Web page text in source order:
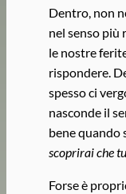
Dentro, non
nel senso
le nostre
rispondere.
spesso ci
nasconde il
bene quando
scoprirai che
Forse è